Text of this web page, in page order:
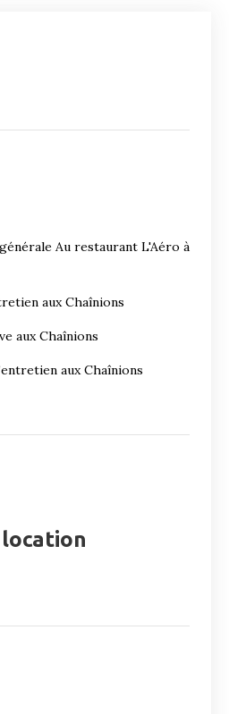
Au restaurant L'Aéro à
aux Chaînions
aux Chaînions
aux Chaînions
location